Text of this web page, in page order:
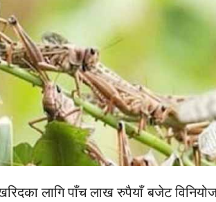
लागि पाँच लाख रुपैयाँ बजेट